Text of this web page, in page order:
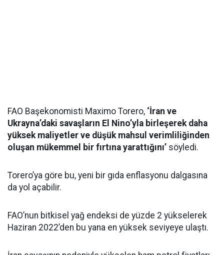
FAO Başekonomisti Maximo Torero, ‘İran ve
Ukrayna’daki savaşların El Nino’yla birleşerek daha
yüksek maliyetler ve düşük mahsul verimliliğinden
oluşan mükemmel bir fırtına yarattığını’ söyledi.
Torero’ya göre bu, yeni bir gıda enflasyonu dalgasına
da yol açabilir.
FAO’nun bitkisel yağ endeksi de yüzde 2 yükselerek
Haziran 2022’den bu yana en yüksek seviyeye ulaştı.